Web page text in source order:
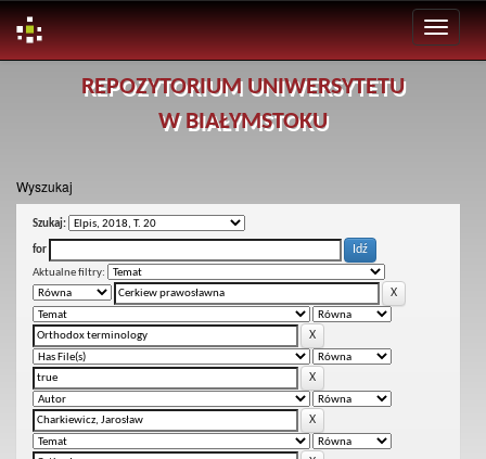
REPOZYTORIUM UNIWERSYTETU
W BIAŁYMSTOKU
Wyszukaj
Szukaj:
for
Aktualne filtry: